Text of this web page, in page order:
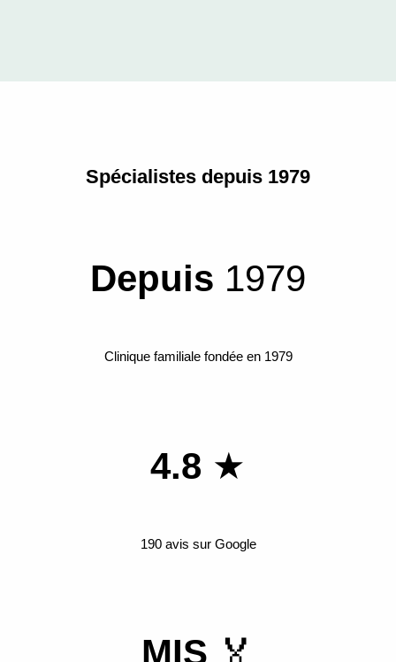
Spécialistes depuis 1979
Depuis 1979
Clinique familiale fondée en 1979
4.8 ★
190 avis sur Google
MIS 🏅